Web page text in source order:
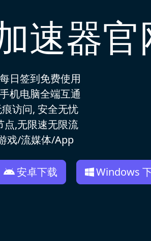
速器
日签到免费使用
机电脑全端互通
访问, 安全无忧
点,无限速无限流
戏/流媒体/App
安卓下载 Windows